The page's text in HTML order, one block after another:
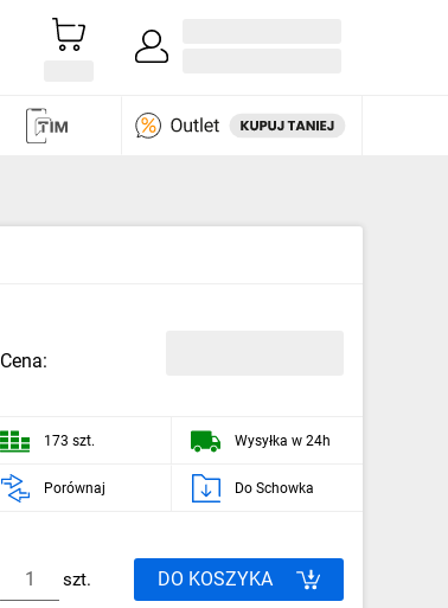
Cena:
173 szt. Wysyłka w 24h
Porównaj Do Schowka
szt. DO KOSZYKA